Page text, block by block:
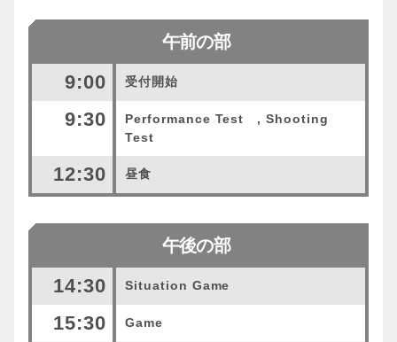
午前の部
9:00 受付開始
9:30
Performance Test , Shooting
Test
12:30 昼食
午後の部
14:30 Situation Game
15:30 Game